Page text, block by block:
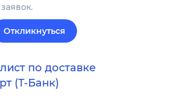
Откликнуться
по доставке
(Т-Банк)